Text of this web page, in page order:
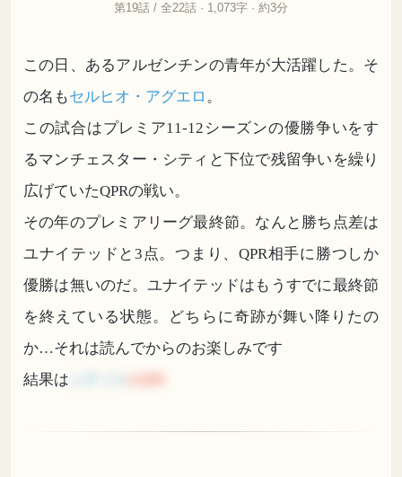
第19話 / 全22話 · 1,073字 · 約3分
この日、あるアルゼンチンの青年が大活躍した。そ
の名もセルヒオ・アグエロ 。
この試合はプレミア11-12シーズンの優勝争いをす
るマンチェスター・シティと下位で残留争いを繰り
広げていたQPRの戦い。
その年のプレミアリーグ最終節。なんと勝ち点差は
ユナイテッドと3点。つまり、QPR相手に勝つしか
優勝は無いのだ。ユナイテッドはもうすでに最終節
を終えている状態。どちらに奇跡が舞い降りたの
か…それは読んでからのお楽しみです
結果は